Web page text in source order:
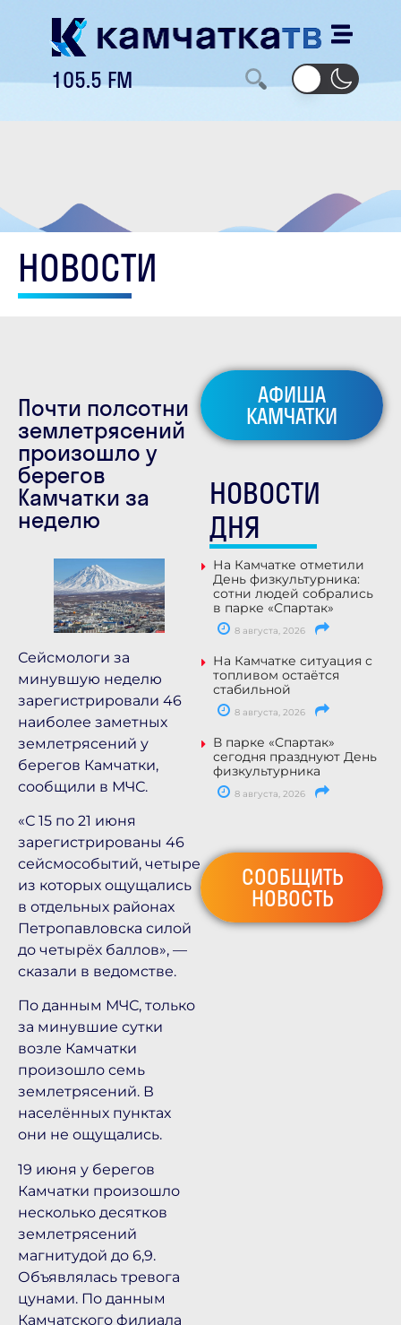
105.5 FM
НОВОСТИ
Почти полсотни
землетрясений
произошло у
берегов
Камчатки за
неделю
Сейсмологи за
минувшую неделю
зарегистрировали 46
наиболее заметных
землетрясений у
берегов Камчатки,
сообщили в МЧС.
«С 15 по 21 июня
зарегистрированы 46
сейсмособытий, четыре
из которых ощущались
в отдельных районах
Петропавловска силой
до четырёх баллов», —
сказали в ведомстве.
По данным МЧС, только
за минувшие сутки
возле Камчатки
произошло семь
землетрясений. В
населённых пунктах
они не ощущались.
19 июня у берегов
Камчатки произошло
несколько десятков
землетрясений
магнитудой до 6,9.
Объявлялась тревога
цунами. По данным
Камчатского филиала
АФИША
КАМЧАТКИ
НОВОСТИ
ДНЯ
На Камчатке отметили
День физкультурника:
сотни людей собрались
в парке «Спартак»
8 августа, 2026
На Камчатке ситуация с
топливом остаётся
стабильной
8 августа, 2026
В парке «Спартак»
сегодня празднуют День
физкультурника
8 августа, 2026
СООБЩИТЬ
НОВОСТЬ